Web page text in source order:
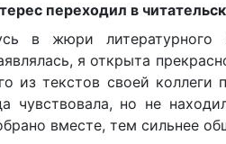
переходил в
в жюри литературного
я открыта
из текстов своей
чувствовала, но не
вместе, тем сильнее